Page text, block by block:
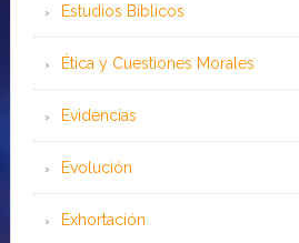
Estudios Bíblicos
Ética y Cuestiones Morales
Evidencias
Evolución
Exhortación